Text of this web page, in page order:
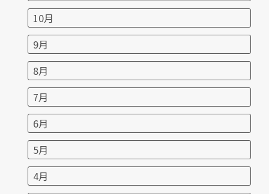
10月
9月
8月
7月
6月
5月
4月